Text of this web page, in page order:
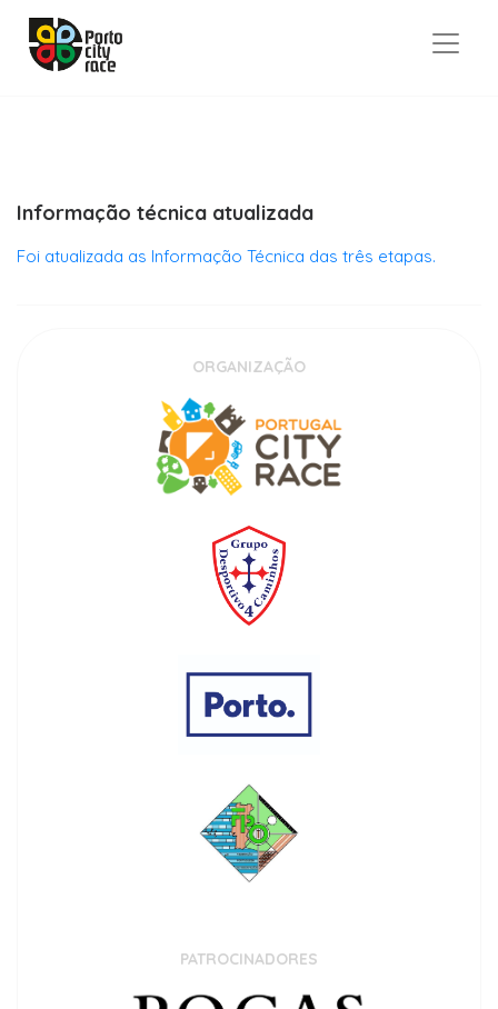
Informação técnica atualizada
Foi atualizada as Informação Técnica das três etapas.
ORGANIZAÇÃO
PATROCINADORES